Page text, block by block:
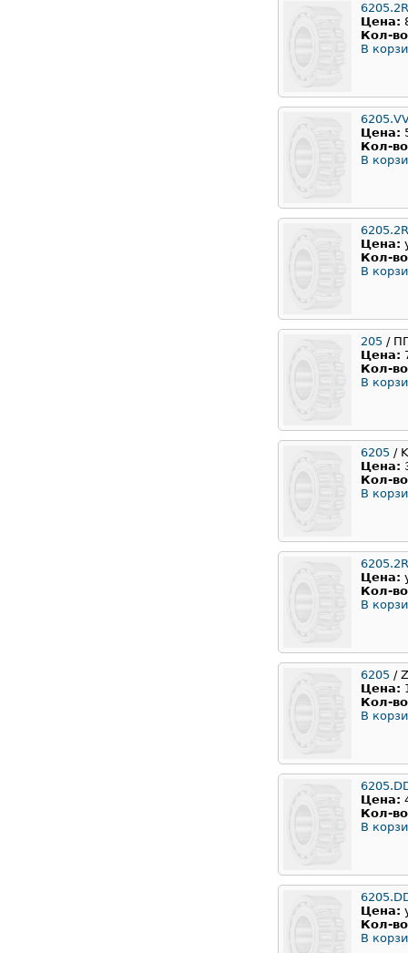
Цена:
Кол-
В
Цена:
Кол-
В
Цена:
Кол-
В
205 /
Цена:
Кол-
В
6205 /
Цена:
Кол-
В
Цена:
Кол-
В
6205 /
Цена:
Кол-
В
Цена:
Кол-
В
Цена:
Кол-
В